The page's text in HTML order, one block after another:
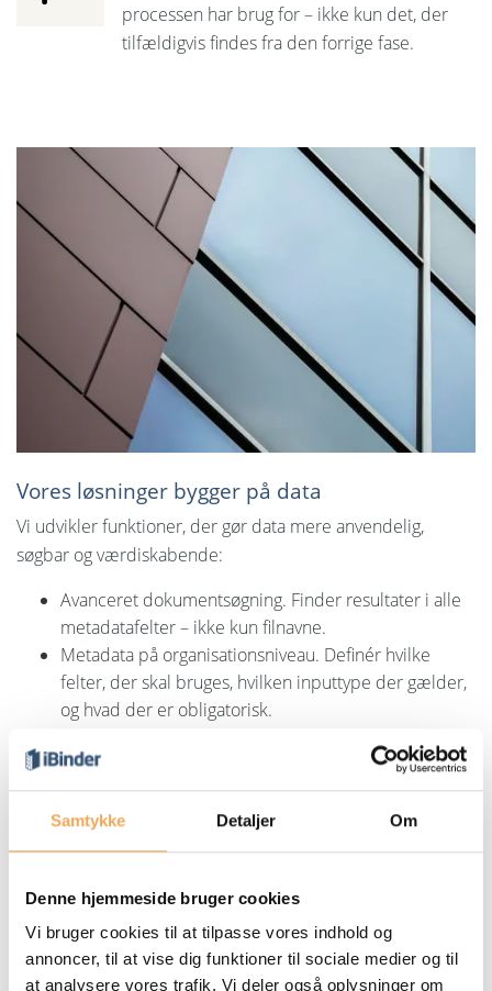
Samtykke Detaljer Om
Denne hjemmeside bruger cookies
Vi bruger cookies til at tilpasse vores indhold og
annoncer, til at vise dig funktioner til sociale medier og til
at analysere vores trafik. Vi deler også oplysninger om
processen har brug for – ikke kun det, der
tilfældigvis findes fra den forrige fase.
Vores løsninger bygger på data
Vi udvikler funktioner, der gør data mere anvendelig,
søgbar og værdiskabende:
Avanceret dokumentsøgning. Finder resultater i alle
metadatafelter – ikke kun filnavne.
Metadata på organisationsniveau. Definér hvilke
felter, der skal bruges, hvilken inputtype der gælder,
og hvad der er obligatorisk.
konsekvent og følger branchestandarder.
Rettighedsstyring, logfiler og notifikationer. Giver
kontrol, transparens og tryghed i
informationsstrømmen.
information direkte fra tegninger og dokumenter.
AI, der beriger data (på vej). Næste skridt bliver at
lade AI automatisk gøre data mere tilgængelig og
anvendelig.